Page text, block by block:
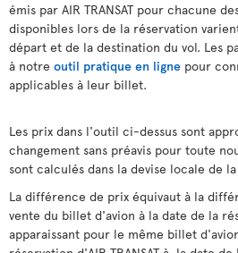
émis par AIR TRANSAT pour chacune
disponibles lors de la réservation
départ et de la destination du vol. Les
à notre outil pratique en ligne pour
applicables à leur billet.
Les prix dans l'outil ci-dessus sont
changement sans préavis pour toute
sont calculés dans la devise locale de
La différence de prix équivaut à la
vente du billet d'avion à la date de la
apparaissant pour le même billet